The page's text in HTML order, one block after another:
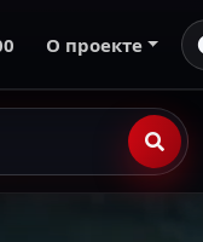
О проекте